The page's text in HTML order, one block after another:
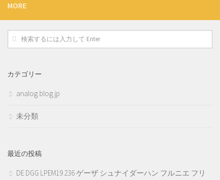
MORE
カテゴリー
analog.blog.jp
未分類
最近の投稿
DE DGG LPEM19 236 ゲーザ シュナイダーハン フルニエ フリ